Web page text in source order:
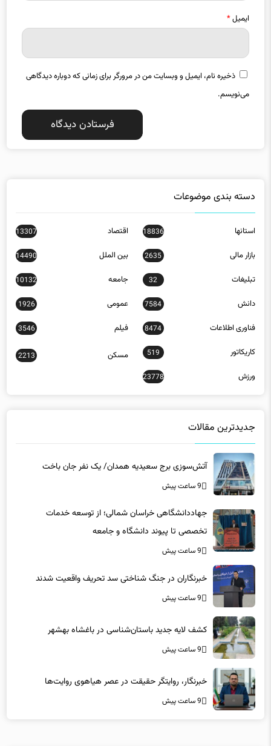
ایمیل*
ذخیره نام، ایمیل و وبسایت من در مرورگر برای زمانی که دوباره دیدگاهی
می‌نویسم.
دسته بندی موضوعات
استانها 18836 اقتصاد 13307
بازار مالی 2635 بین الملل 14490
تبلیغات 32 جامعه 10132
دانش 7584 عمومی 1926
فناوری اطلاعات 8474 فیلم 3546
کاریکاتور 519 مسکن 2213
ورزش 23778
جدیدترین مقالات
آتش‌سوزی برج سعیدیه همدان/ یک نفر جان باخت
9 ساعت پیش
جهاددانشگاهی خراسان شمالی؛ از توسعه خدمات
تخصصی تا پیوند دانشگاه و جامعه
9 ساعت پیش
خبرنگاران در جنگ شناختی سد تحریف واقعیت شدند
9 ساعت پیش
کشف لایه جدید باستان‌شناسی در باغشاه بهشهر
9 ساعت پیش
خبرنگار، روایتگر حقیقت در عصر هیاهوی روایت‌ها
9 ساعت پیش